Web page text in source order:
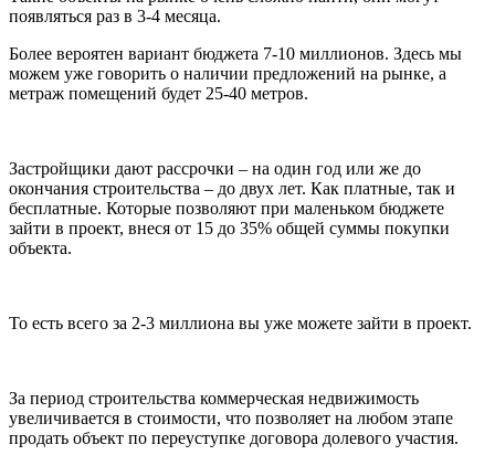
появляться раз в 3-4 месяца.
Более вероятен вариант бюджета 7-10 миллионов. Здесь мы
можем уже говорить о наличии предложений на рынке, а
метраж помещений будет 25-40 метров.
Застройщики дают рассрочки – на один год или же до
окончания строительства – до двух лет. Как платные, так и
бесплатные. Которые позволяют при маленьком бюджете
зайти в проект, внеся от 15 до 35% общей суммы покупки
объекта.
То есть всего за 2-3 миллиона вы уже можете зайти в проект.
За период строительства коммерческая недвижимость
увеличивается в стоимости, что позволяет на любом этапе
продать объект по переуступке договора долевого участия.